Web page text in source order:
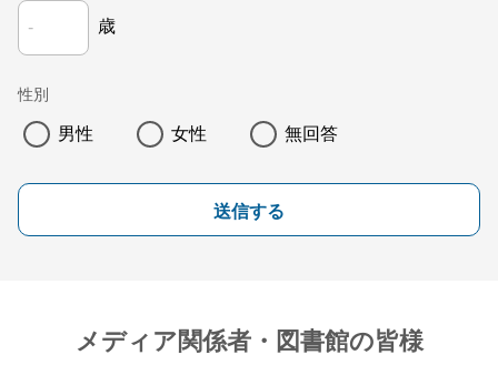
歳
性別
男性 女性 無回答
送信する
メディア関係者・図書館の皆様